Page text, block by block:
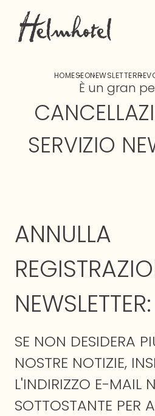
HOMESEONEWSLETTER
È un gran
SERVIZIO
ANNULLA
NEWSLETTER:
SE NON DESIDERA
NOSTRE NOTIZIE,
L'INDIRIZZO E-MAIL
SOTTOSTANTE PER